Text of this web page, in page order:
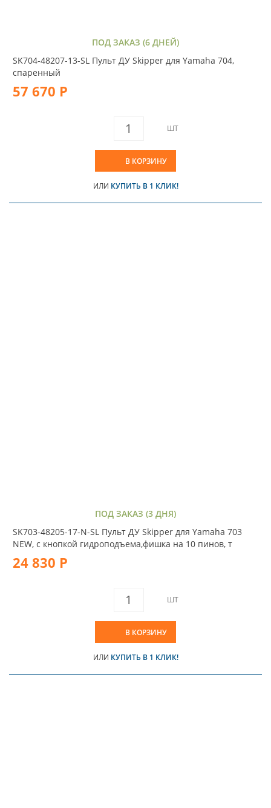
ПОД ЗАКАЗ (6 ДНЕЙ)
SK704-48207-13-SL Пульт ДУ Skipper для Yamaha 704,
спаренный
57 670 Р
ШТ
В КОРЗИНУ
ИЛИ КУПИТЬ В 1 КЛИК!
ПОД ЗАКАЗ (3 ДНЯ)
SK703-48205-17-N-SL Пульт ДУ Skipper для Yamaha 703
NEW, с кнопкой гидроподъема,фишка на 10 пинов, т
24 830 Р
ШТ
В КОРЗИНУ
ИЛИ КУПИТЬ В 1 КЛИК!